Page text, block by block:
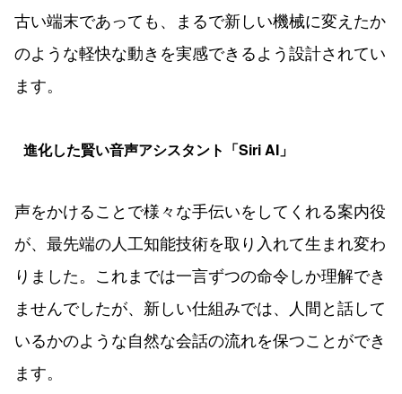
古い端末であっても、まるで新しい機械に変えたか
のような軽快な動きを実感できるよう設計されてい
ます。
進化した賢い音声アシスタント「Siri AI」
声をかけることで様々な手伝いをしてくれる案内役
が、最先端の人工知能技術を取り入れて生まれ変わ
りました。これまでは一言ずつの命令しか理解でき
ませんでしたが、新しい仕組みでは、人間と話して
いるかのような自然な会話の流れを保つことができ
ます。